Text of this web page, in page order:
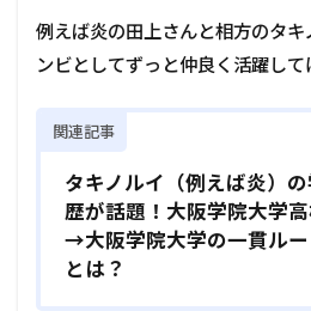
例えば炎の田上さんと相方のタキ
ンビとしてずっと仲良く活躍して
関連記事
タキノルイ（例えば炎）の
歴が話題！大阪学院大学
→大阪学院大学の一貫ルー
とは？